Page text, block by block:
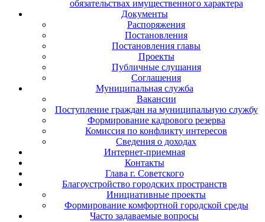
обязательствах имущественного характера
Документы
Распоряжения
Постановления
Постановления главы
Проекты
Публичные слушания
Соглашения
Муниципальная служба
Вакансии
Поступление граждан на муниципальную службу
Формирование кадрового резерва
Комиссия по конфликту интересов
Сведения о доходах
Интернет-приемная
Контакты
Глава г. Советского
Благоустройство городских пространств
Инициативные проекты
Формирование комфортной городской среды
Часто задаваемые вопросы